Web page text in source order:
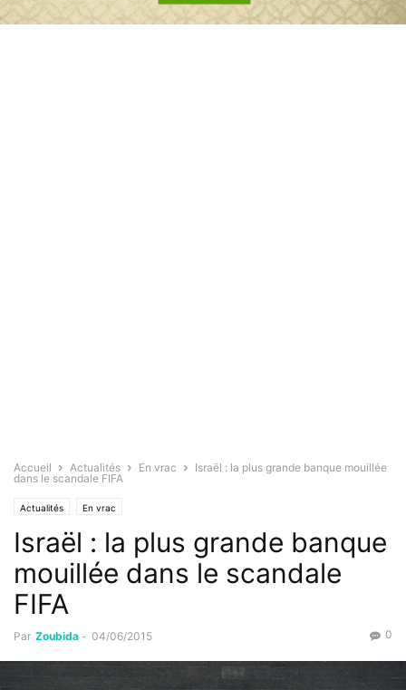
Accueil Actualités En vrac
Israël : la plus grande banque mouillée
dans le scandale FIFA
Actualités En vrac
Israël : la plus grande banque
mouillée dans le scandale
FIFA
Par Zoubida - 04/06/2015 0